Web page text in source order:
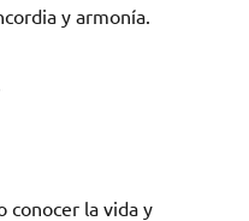
y armonía.
conocer la vida y